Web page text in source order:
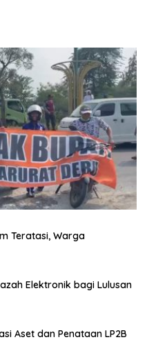
Teratasi, Warga
Elektronik bagi Lulusan
Aset dan Penataan LP2B